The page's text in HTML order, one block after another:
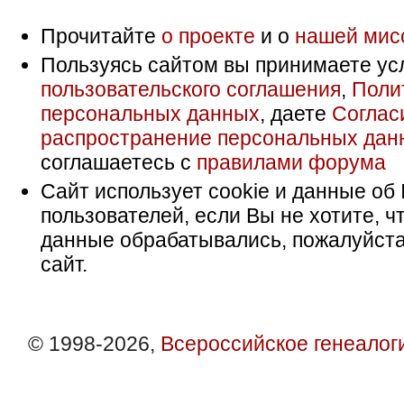
Прочитайте о проекте и о нашей
Пользуясь сайтом вы принимаете
пользовательского соглашения,
персональных данных, даете
распространение персональных
соглашаетесь с правилами форума
Сайт использует cookie и данные об
пользователей, если Вы не хотите,
данные обрабатывались,
сайт.
© 1998-2026, Всероссийское